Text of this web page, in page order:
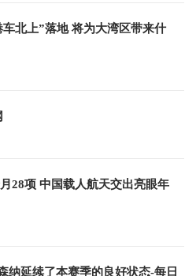
北上”落地 将为大湾区带来什
出亮眼年
纳延续了本赛季的良好状态-每日